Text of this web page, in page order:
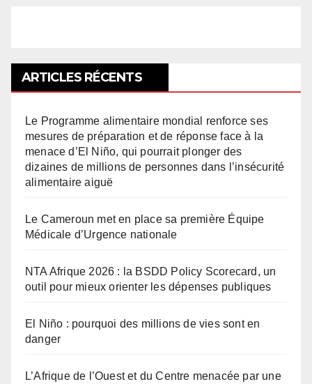
ARTICLES RÉCENTS
Le Programme alimentaire mondial renforce ses
mesures de préparation et de réponse face à la
menace d’El Niño, qui pourrait plonger des
dizaines de millions de personnes dans l’insécurité
alimentaire aiguë
Le Cameroun met en place sa première Équipe
Médicale d’Urgence nationale
NTA Afrique 2026 : la BSDD Policy Scorecard, un
outil pour mieux orienter les dépenses publiques
El Niño : pourquoi des millions de vies sont en
danger
L’Afrique de l’Ouest et du Centre menacée par une